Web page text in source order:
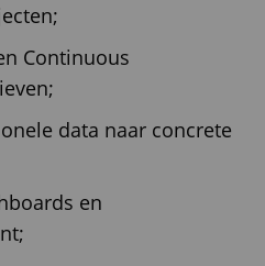
Continuous
data naar concrete
en